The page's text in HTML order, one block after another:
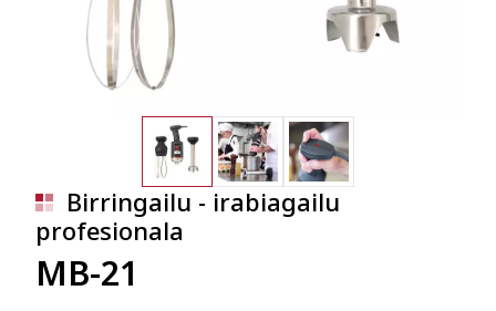
Birringailu - irabiagailu
profesionala
MB-21